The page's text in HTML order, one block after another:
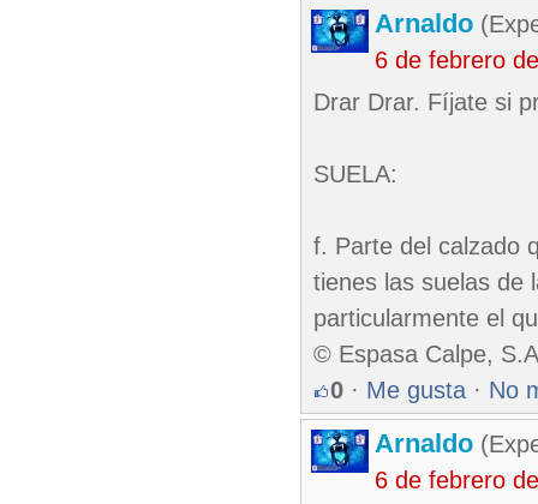
Arnaldo
6 de febrero
Drar Drar. Fíjate si
SUELA:
f. Parte del calzado
tienes las suelas de
particularmente el
© Espasa Calpe,
0 · Me gusta · No
Arnaldo
6 de febrero